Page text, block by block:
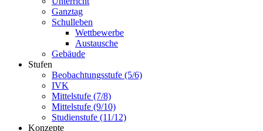
Ganztag
Schulleben
Wettbewerbe
Austausche
Gebäude
Stufen
Beobachtungsstufe (5/6)
IVK
Mittelstufe (7/8)
Mittelstufe (9/10)
Studienstufe (11/12)
Konzepte